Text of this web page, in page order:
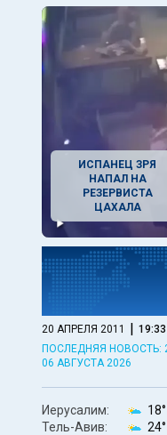
ИСПАНЕЦ ЗРЯ
НАПАЛ НА
РЕЗЕРВИСТА
ЦАХАЛА
20 АПРЕЛЯ 2011 | 19:33
ПОСЛЕДНЯЯ НОВОСТЬ:
06 АВГУСТА 2026
Иерусалим:
Тель-Авив: